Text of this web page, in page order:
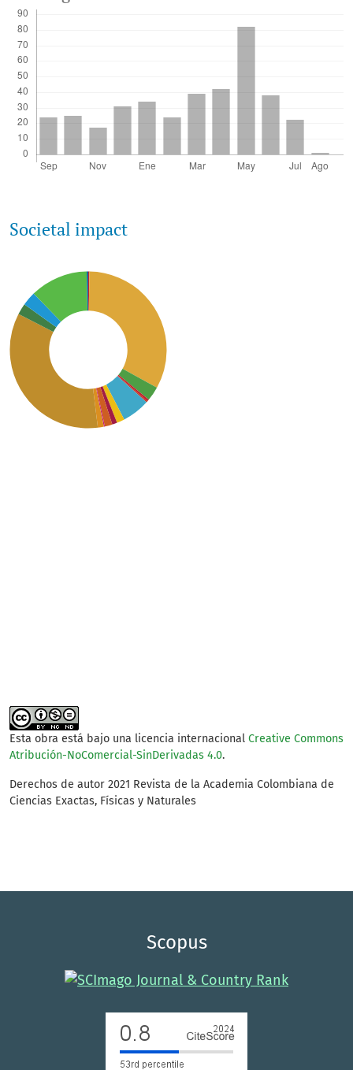
Societal impact
Esta obra está bajo una licencia internacional Creative Commons
Atribución-NoComercial-SinDerivadas 4.0.
Derechos de autor 2021 Revista de la Academia Colombiana de
Ciencias Exactas, Físicas y Naturales
Scopus